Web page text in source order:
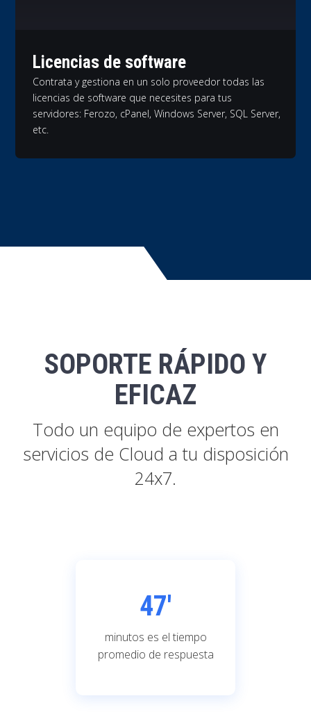
Licencias de software
Contrata y gestiona en un solo proveedor todas las
licencias de software que necesites para tus
servidores: Ferozo, cPanel, Windows Server, SQL Server,
etc.
SOPORTE RÁPIDO Y
EFICAZ
Todo un equipo de expertos en
servicios de Cloud a tu disposición
24x7.
47'
minutos es el tiempo
promedio de respuesta